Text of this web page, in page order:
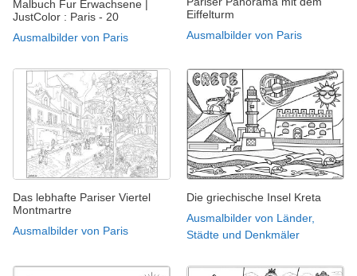
Malbuch Fur Erwachsene |
JustColor : Paris - 20
Ausmalbilder von Paris
Eiffelturm
Ausmalbilder von Paris
Das lebhafte Pariser Viertel
Montmartre
Ausmalbilder von Paris
Die griechische Insel Kreta
Ausmalbilder von Länder,
Städte und Denkmäler